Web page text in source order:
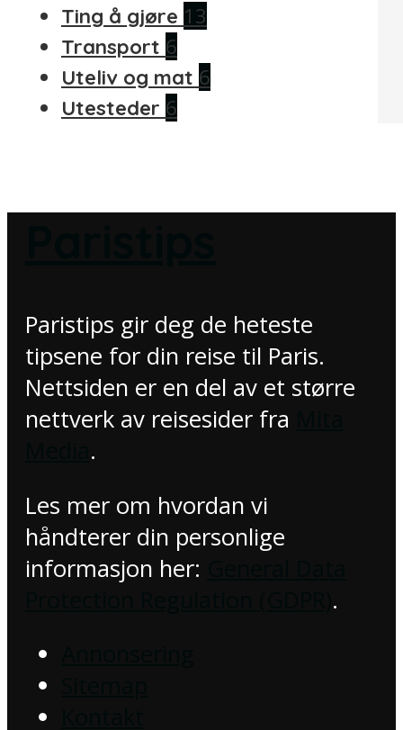
Ting å gjøre 13
Transport 6
Uteliv og mat 6
Utesteder 6
Paristips gir deg de heteste
tipsene for din reise til Paris.
Nettsiden er en del av et større
nettverk av reisesider fra
.
Les mer om hvordan vi
håndterer din personlige
informasjon her:
.